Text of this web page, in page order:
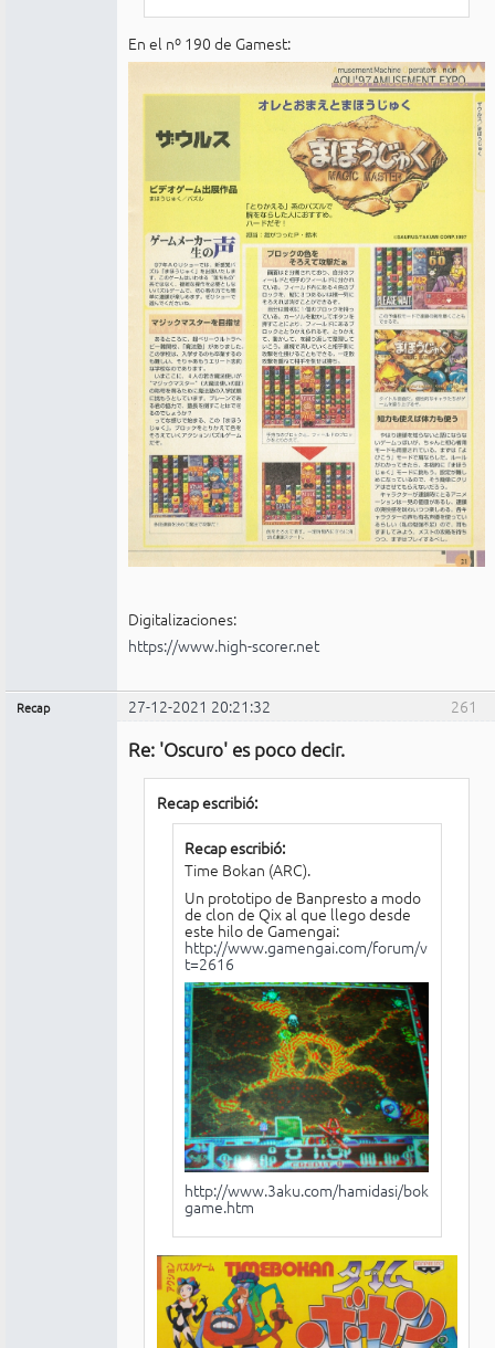
En el nº 190 de Gamest:
Digitalizaciones:
https://www.high-scorer.net
261
Recap 27-12-2021 20:21:32
Re: 'Oscuro' es poco decir.
Recap escribió:
Recap escribió:
Time Bokan (ARC).
Un prototipo de Banpresto a modo
de clon de Qix al que llego desde
este hilo de Gamengai:
http://www.gamengai.com/forum/
t=2616
http://www.3aku.com/hamidasi/bokan-
game.htm